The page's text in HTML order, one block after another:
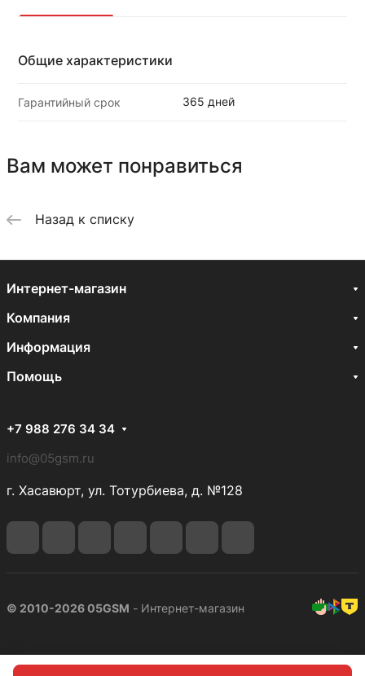
Общие характеристики
Гарантийный срок 365 дней
Вам может понравиться
Назад к списку
Интернет-магазин
Компания
Информация
Помощь
+7 988 276 34 34
info@05gsm.ru
г. Хасавюрт, ул. Тотурбиева, д. №128
© 2010-2026 05GSM - Интернет-магазин